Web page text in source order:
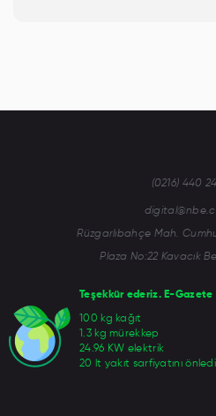
Teşekkür ederiz. E-Gazete
100 kg kağıt
1.3 kg mürekkep
24.96 KW elektrik
20 lt yakıt sarfiyatını
(0216) 440
Rüzgarlıbahçe Mah.
Plaza No:22 Kavacık